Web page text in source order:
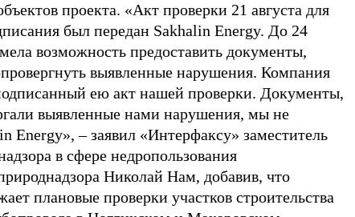
проекта. «Акт проверки 21 августа для
был передан Sakhalin Energy. До 24
возможность предоставить документы,
выявленные нарушения. Компания
ею акт нашей проверки. Документы,
выявленные нами нарушения, мы не
Energy», – заявил «Интерфаксу» заместитель
в сфере недропользования
Николай Нам, добавив, что
плановые проверки участков строительства